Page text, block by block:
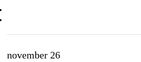
november 26